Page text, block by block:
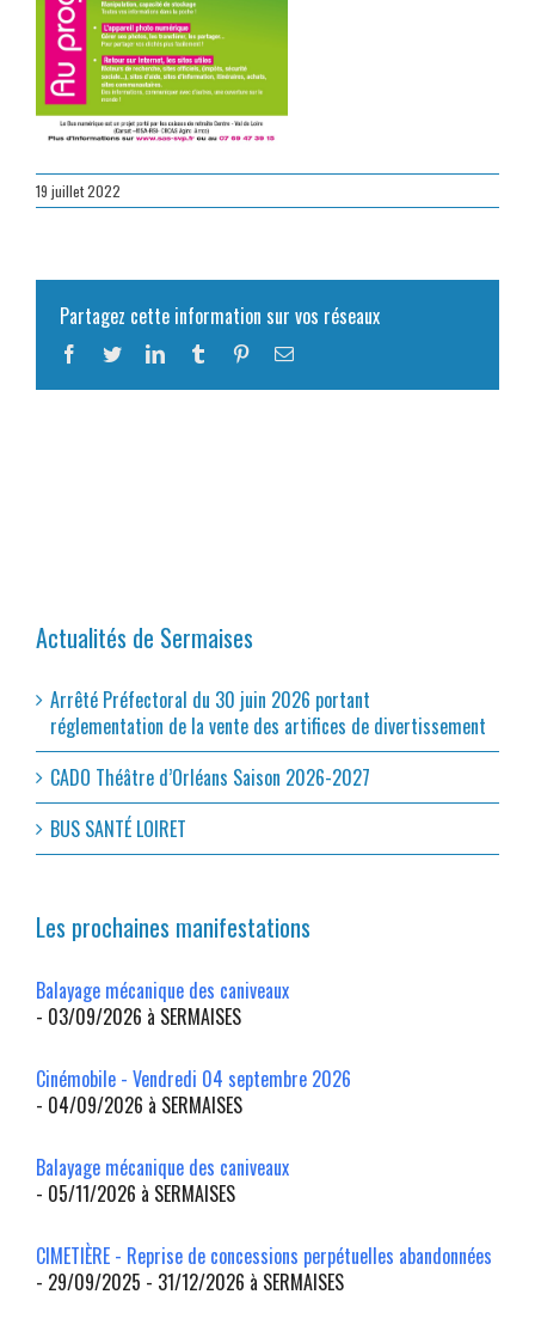
19 juillet 2022
Partagez cette information sur vos réseaux
Facebook
TwitterLinkedInTumblr PinterestEmail
Actualités de Sermaises
Arrêté Préfectoral du 30 juin 2026 portant
réglementation de la vente des artifices de divertissement
CADO Théâtre d’Orléans Saison 2026-2027
BUS SANTÉ LOIRET
Les prochaines manifestations
Balayage mécanique des caniveaux
- 03/09/2026 à SERMAISES
Cinémobile - Vendredi 04 septembre 2026
- 04/09/2026 à SERMAISES
Balayage mécanique des caniveaux
- 05/11/2026 à SERMAISES
CIMETIÈRE - Reprise de concessions perpétuelles abandonnées
- 29/09/2025 - 31/12/2026 à SERMAISES